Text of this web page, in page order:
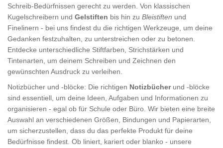
Schreib-Bedürfnissen gerecht zu werden. Von klassischen
Kugelschreibern und Gelstiften bis hin zu Bleistiften und
Finelinern - bei uns findest du die richtigen Werkzeuge, um deine
Gedanken festzuhalten, zu unterstreichen oder zu betonen.
Entdecke unterschiedliche Stiftfarben, Strichstärken und
Tintenarten, um deinem Schreiben und Zeichnen den
gewünschten Ausdruck zu verleihen.
Notizbücher und -blöcke: Die richtigen Notizbücherund -blöcke
sind essentiell, um deine Ideen, Aufgaben und Informationen zu
organisieren - egal ob für Schule oder Büro. Wir bieten eine breite
Auswahl an verschiedenen Größen, Bindungen und Papierarten,
um sicherzustellen, dass du das perfekte Produkt für deine
Bedürfnisse findest. Ob liniert, kariert oder blanko - unsere